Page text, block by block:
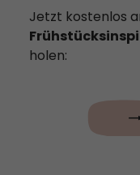
Jetzt kostenlos
holen: